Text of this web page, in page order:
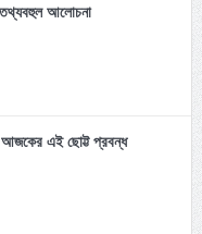
তথ্যবহুল আলোচনা
আজকের এই ছোট্ট প্রবন্ধ